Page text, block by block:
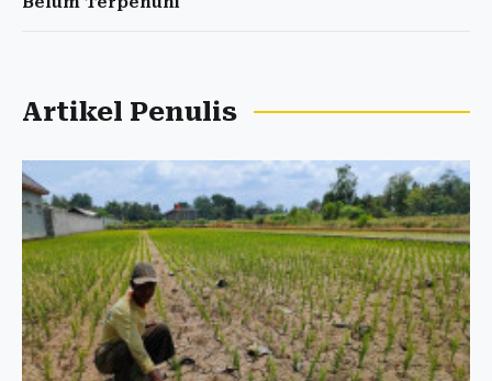
Artikel Penulis